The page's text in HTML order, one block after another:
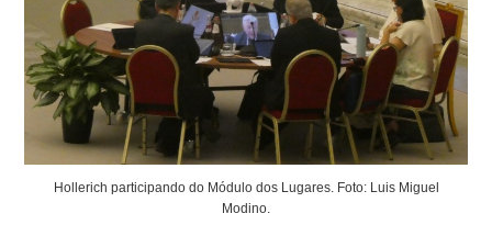
Hollerich participando do Módulo dos Lugares. Foto: Luis Miguel
Modino.